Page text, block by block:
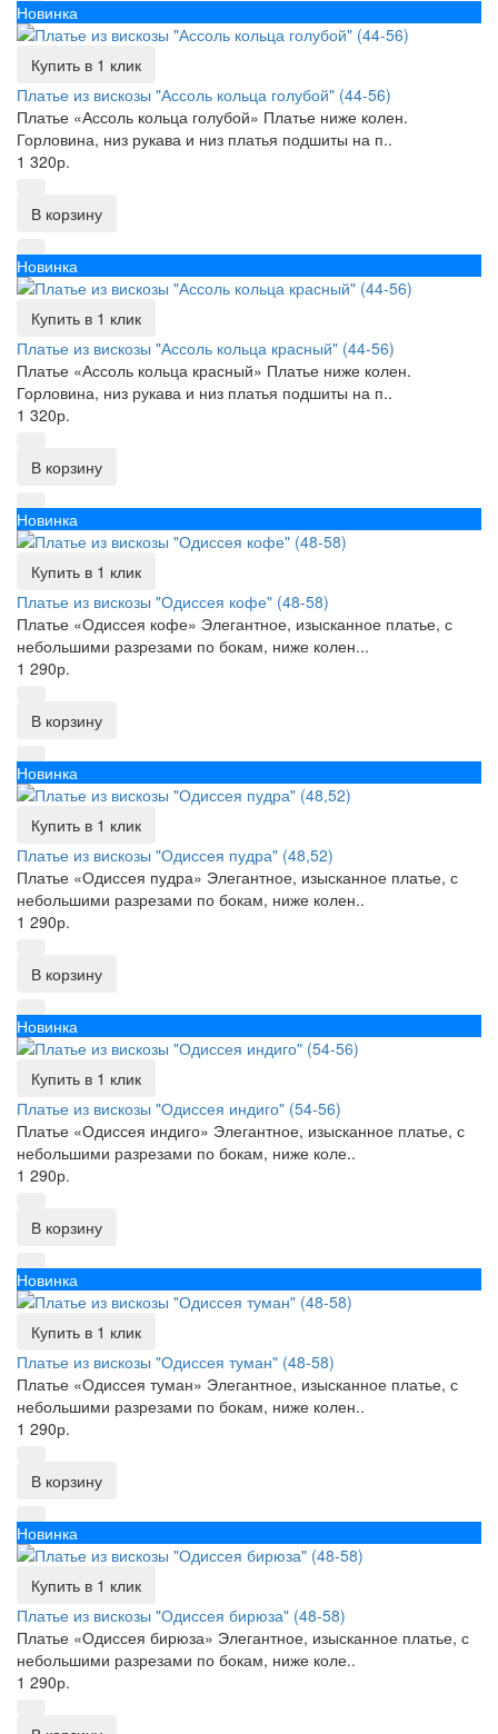
Новинка
Купить в 1 клик
Платье из вискозы "Ассоль кольца голубой" (44-56)
Платье «Ассоль кольца голубой» Платье ниже колен.
Горловина, низ рукава и низ платья подшиты на п..
1 320р.
В корзину
Новинка
Купить в 1 клик
Платье из вискозы "Ассоль кольца красный" (44-56)
Платье «Ассоль кольца красный» Платье ниже колен.
Горловина, низ рукава и низ платья подшиты на п..
1 320р.
В корзину
Новинка
Купить в 1 клик
Платье из вискозы "Одиссея кофе" (48-58)
Платье «Одиссея кофе» Элегантное, изысканное платье, с
небольшими разрезами по бокам, ниже колен...
1 290р.
В корзину
Новинка
Купить в 1 клик
Платье из вискозы "Одиссея пудра" (48,52)
Платье «Одиссея пудра» Элегантное, изысканное платье, с
небольшими разрезами по бокам, ниже колен..
1 290р.
В корзину
Новинка
Купить в 1 клик
Платье из вискозы "Одиссея индиго" (54-56)
Платье «Одиссея индиго» Элегантное, изысканное платье, с
небольшими разрезами по бокам, ниже коле..
1 290р.
В корзину
Новинка
Купить в 1 клик
Платье из вискозы "Одиссея туман" (48-58)
Платье «Одиссея туман» Элегантное, изысканное платье, с
небольшими разрезами по бокам, ниже колен..
1 290р.
В корзину
Новинка
Купить в 1 клик
Платье из вискозы "Одиссея бирюза" (48-58)
Платье «Одиссея бирюза» Элегантное, изысканное платье, с
небольшими разрезами по бокам, ниже коле..
1 290р.